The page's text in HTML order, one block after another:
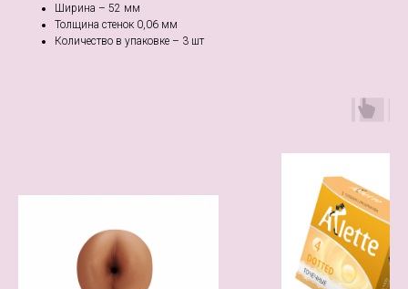
Ширина – 52 мм
Толщина стенок 0,06 мм
Количество в упаковке – 3 шт